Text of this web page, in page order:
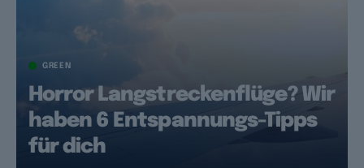
GREEN
Horror Langstreckenflüge? Wir
haben 6 Entspannungs-Tipps
für dich